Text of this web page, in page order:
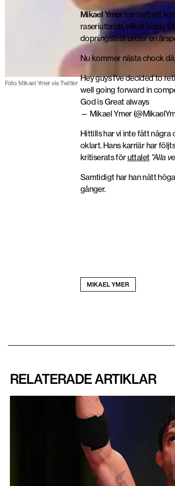
Foto: Mikael Ymer via Twitter
Mikael Ymerhar haft ett
raseriutbrott, vilket ledde
dopningstest under en
Nu kommer nästa chock
Hey guys I’ve decided to
well going forward in
God is Great always
— Mikael Ymer
Hittills har vi inte fått några
oklart. Hans karriär har
kritiserats för uttalet ”Alla
Samtidigt har han nått
gånger.
MIKAEL YMER
RELATERADE ARTIKLAR